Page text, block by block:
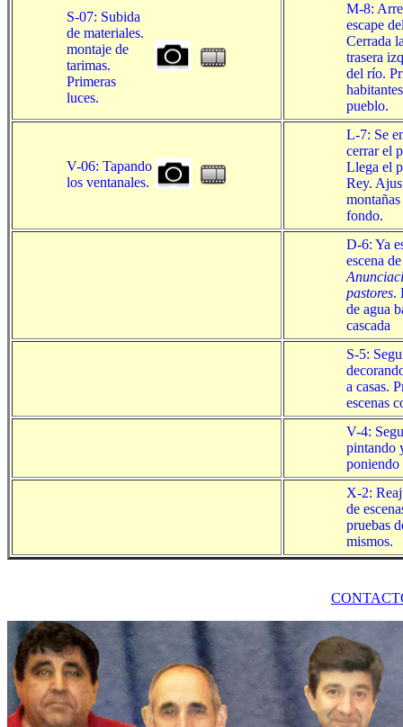
S-07: Subida
de materiales.
montaje de
tarimas.
Primeras
luces.
M-8:
escape
Cerrada
trasera
del río.
pueblo.
V-06: Tapando
los ventanales.
L-7: Se
cerrar el
Llega el
Rey.
fondo.
D-6: Ya
escena de
pastores.
de agua
cascada
S-5:
a casas.
escenas
V-4:
pintando
poniendo
X-2:
de
pruebas
mismos.